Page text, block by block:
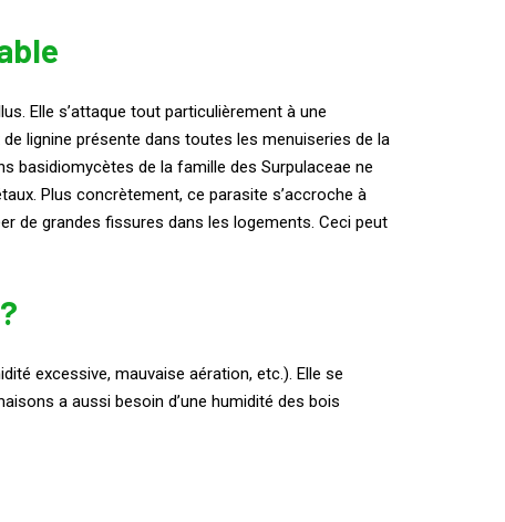
Elle s’attaque tout particulièrement à une
lignine présente dans toutes les menuiseries de la
basidiomycètes de la famille des Surpulaceae ne
Plus concrètement, ce parasite s’accroche à
de grandes fissures dans les logements. Ceci peut
excessive, mauvaise aération, etc.). Elle se
a aussi besoin d’une humidité des bois